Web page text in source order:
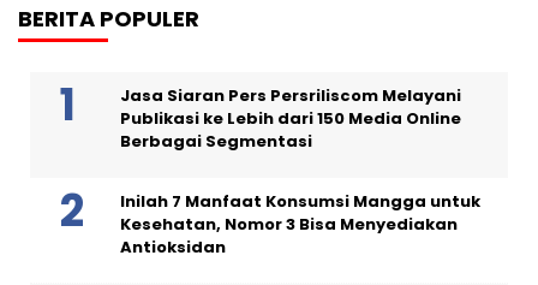
BERITA POPULER
Jasa Siaran Pers Persriliscom Melayani
Publikasi ke Lebih dari 150 Media Online
Berbagai Segmentasi
Inilah 7 Manfaat Konsumsi Mangga untuk
Kesehatan, Nomor 3 Bisa Menyediakan
Antioksidan